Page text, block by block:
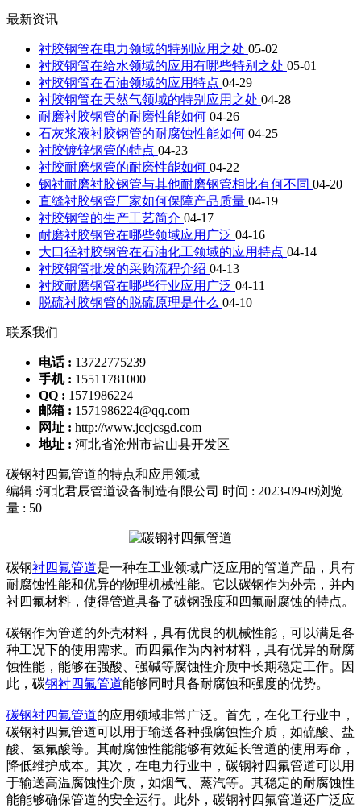
最新资讯
衬胶钢管在电力领域的特别应用之处 05-02
衬胶钢管在给水领域的应用有哪些特别之处 05-01
衬胶钢管在石油领域的应用特点 04-29
衬胶钢管在天然气领域的特别应用之处 04-28
耐磨衬胶钢管的耐磨性能如何 04-26
石灰浆液衬胶钢管的耐腐蚀性能如何 04-25
衬胶镀锌钢管的特点 04-23
衬胶耐磨钢管的耐磨性能如何 04-22
钢衬耐磨衬胶钢管与其他耐磨钢管相比有何不同 04-20
直缝衬胶钢管厂家如何保障产品质量 04-19
衬胶钢管的生产工艺简介 04-17
耐磨衬胶钢管在哪些领域应用广泛 04-16
大口径衬胶钢管在石油化工领域的应用特点 04-14
衬胶钢管批发的采购流程介绍 04-13
衬胶耐磨钢管在哪些行业应用广泛 04-11
脱硫衬胶钢管的脱硫原理是什么 04-10
联系我们
电话 : 13722775239
手机 : 15511781000
QQ : 1571986224
邮箱 : 1571986224@qq.com
网址 : http://www.jccjcsgd.com
地址 : 河北省沧州市盐山县开发区
碳钢衬四氟管道的特点和应用领域
编辑 :河北君辰管道设备制造有限公司 时间 : 2023-09-09浏览
量 : 50
碳钢衬四氟管道是一种在工业领域广泛应用的管道产品，具有
耐腐蚀性能和优异的物理机械性能。它以碳钢作为外壳，并内
衬四氟材料，使得管道具备了碳钢强度和四氟耐腐蚀的特点。
碳钢作为管道的外壳材料，具有优良的机械性能，可以满足各
种工况下的使用需求。而四氟作为内衬材料，具有优异的耐腐
蚀性能，能够在强酸、强碱等腐蚀性介质中长期稳定工作。因
此，碳钢衬四氟管道能够同时具备耐腐蚀和强度的优势。
碳钢衬四氟管道的应用领域非常广泛。首先，在化工行业中，
碳钢衬四氟管道可以用于输送各种强腐蚀性介质，如硫酸、盐
酸、氢氟酸等。其耐腐蚀性能能够有效延长管道的使用寿命，
降低维护成本。其次，在电力行业中，碳钢衬四氟管道可以用
于输送高温腐蚀性介质，如烟气、蒸汽等。其稳定的耐腐蚀性
能能够确保管道的安全运行。此外，碳钢衬四氟管道还广泛应